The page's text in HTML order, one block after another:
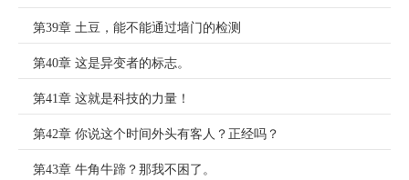
第39章 土豆，能不能通过墙门的检测
第40章 这是异变者的标志。
第41章 这就是科技的力量！
第42章 你说这个时间外头有客人？正经吗？
第43章 牛角牛蹄？那我不困了。